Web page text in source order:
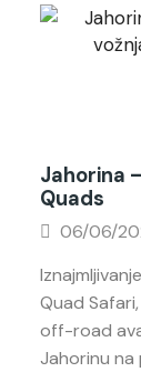
Jahorina
Quads
06/06/
Quad
off-road
Jahorinu